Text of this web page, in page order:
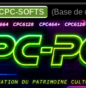
SOFTS (Base de